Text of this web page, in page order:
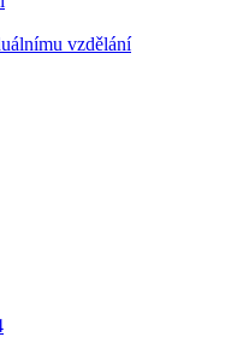
vzdělání